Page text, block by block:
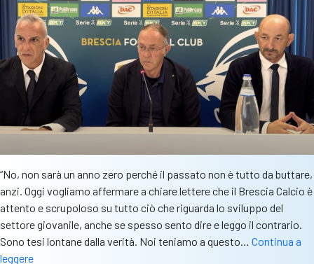
della
Voluntas”
“No, non sarà un anno zero perché il passato non è tutto da buttare,
anzi. Oggi vogliamo affermare a chiare lettere che il Brescia Calcio è
attento e scrupoloso su tutto ciò che riguarda lo sviluppo del
settore giovanile, anche se spesso sento dire e leggo il contrario.
Sono tesi lontane dalla verità. Noi teniamo a questo… Continua a
leggereCastagnini,